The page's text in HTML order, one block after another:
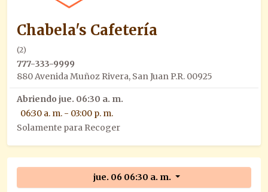
Chabela's Cafetería
(2)
777-333-9999
880 Avenida Muñoz Rivera, San Juan P.R. 00925
Abriendo jue. 06:30 a. m.
06:30 a. m. - 03:00 p. m.
Solamente para Recoger
jue. 06 06:30 a. m.